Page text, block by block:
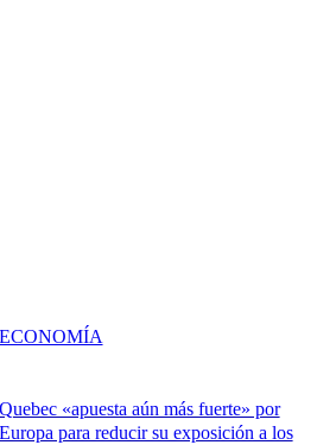
Quebec «apuesta aún más fuerte» por
Europa para reducir su exposición a los
ECONOMÍA